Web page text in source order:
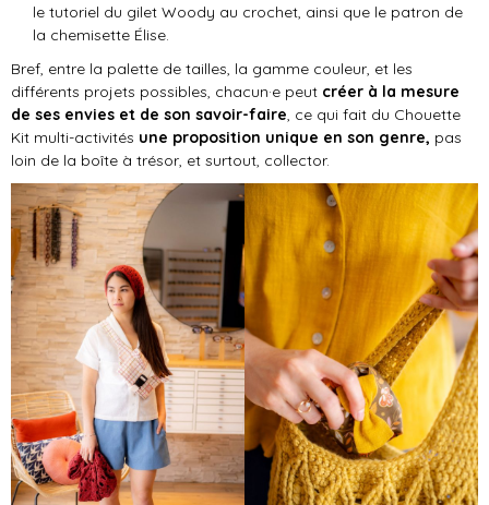
le tutoriel du gilet Woody au crochet, ainsi que le patron de
la chemisette Élise.
Bref, entre la palette de tailles, la gamme couleur, et les
différents projets possibles, chacun·e peut créer à la mesure
de ses envies et de son savoir-faire , ce qui fait du Chouette
Kit multi-activités une proposition unique en son genre, pas
loin de la boîte à trésor, et surtout, collector.